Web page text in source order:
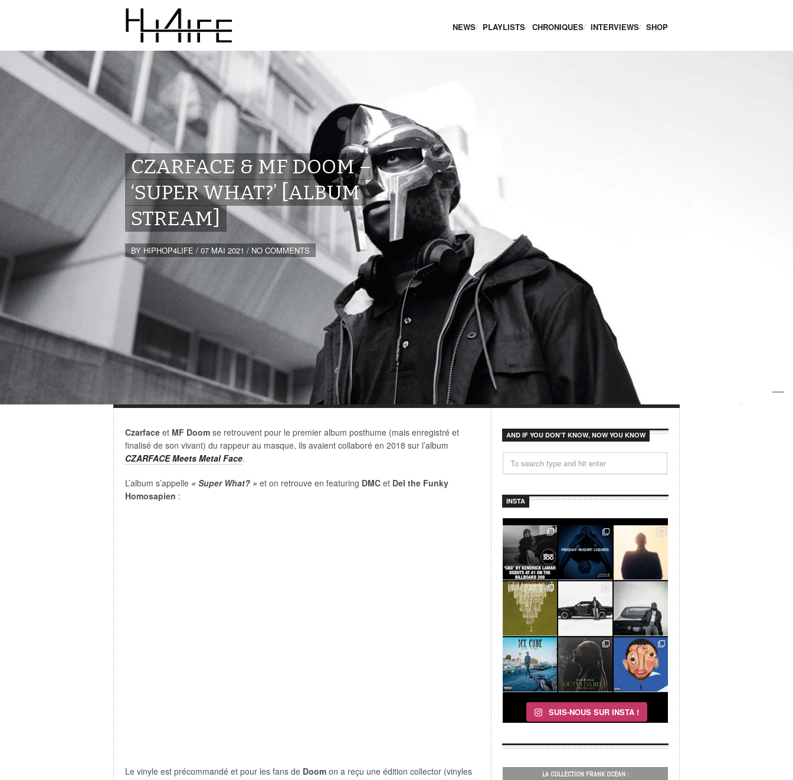
NEWS PLAYLISTS CHRONIQUES INTERVIEWS SHOP
CZARFACE & MF DOOM –
‘SUPER WHAT?’ [ALBUM
STREAM]
BY HIPHOP4LIFE / 07 MAI 2021 / NO COMMENTS
Czarface et MF Doom se retrouvent pour le premier album posthume (mais enregistré et
finalisé de son vivant) du rappeur au masque, ils avaient collaboré en 2018 sur l’album
CZARFACE Meets Metal Face.
L’album s’appelle « Super What? » et on retrouve en featuring DMC et Del the Funky
Homosapien :
Le vinyle est précommandé et pour les fans de Doom on a reçu une édition collector (vinyles
AND IF YOU DON’T KNOW, NOW YOU KNOW
INSTA
SUIS-NOUS SUR INSTA !
LA COLLECTION FRANK OCEAN :